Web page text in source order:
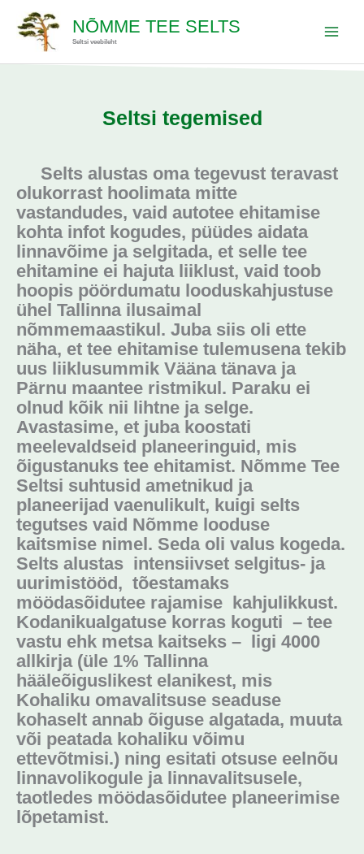
content
NÕMME TEE SELTS
Seltsi veebileht
Seltsi tegemised
Selts alustas oma tegevust teravast
olukorrast hoolimata mitte
vastandudes, vaid autotee ehitamise
kohta infot kogudes, püüdes aidata
linnavõime ja selgitada, et selle tee
ehitamine ei hajuta liiklust, vaid toob
hoopis pöördumatu looduskahjustuse
ühel Tallinna ilusaimal
nõmmemaastikul. Juba siis oli ette
näha, et tee ehitamise tulemusena tekib
uus liiklusummik Vääna tänava ja
Pärnu maantee ristmikul. Paraku ei
olnud kõik nii lihtne ja selge.
Avastasime, et juba koostati
meelevaldseid planeeringuid, mis
õigustanuks tee ehitamist. Nõmme Tee
Seltsi suhtusid ametnikud ja
planeerijad vaenulikult, kuigi selts
tegutses vaid Nõmme looduse
kaitsmise nimel. Seda oli valus kogeda.
Selts alustas intensiivset selgitus- ja
uurimistööd, tõestamaks
möödasõidutee rajamise kahjulikkust.
Kodanikualgatuse korras koguti – tee
vastu ehk metsa kaitseks – ligi 4000
allkirja (üle 1% Tallinna
hääleõiguslikest elanikest, mis
Kohaliku omavalitsuse seaduse
kohaselt annab õiguse algatada, muuta
või peatada kohaliku võimu
ettevõtmisi.) ning esitati otsuse eelnõu
linnavolikogule ja linnavalitsusele,
taotledes möödasõidutee planeerimise
lõpetamist.